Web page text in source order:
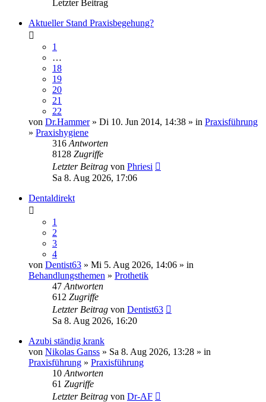
Letzter Beitrag
Aktueller Stand Praxisbegehung?
1
…
18
19
20
21
22
von Dr.Hammer» Di 10. Jun 2014, 14:38 » in Praxisführung
» Praxishygiene
316 Antworten
8128 Zugriffe
Letzter Beitrag von Phriesi
Sa 8. Aug 2026, 17:06
Dentaldirekt
1
2
3
4
von Dentist63 » Mi 5. Aug 2026, 14:06 » in
Behandlungsthemen » Prothetik
47 Antworten
612 Zugriffe
Letzter Beitrag von Dentist63
Sa 8. Aug 2026, 16:20
Azubi ständig krank
von Nikolas Ganss » Sa 8. Aug 2026, 13:28 » in
Praxisführung » Praxisführung
10 Antworten
61 Zugriffe
Letzter Beitrag von Dr-AF